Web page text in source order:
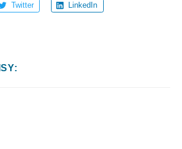
Twitter LinkedIn